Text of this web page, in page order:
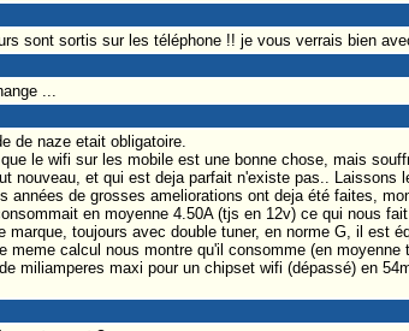
sont sortis sur les téléphone !! je vous verrais bien
...
de naze etait obligatoire.
le wifi sur les mobile est une bonne chose, mais
nouveau, et qui est deja parfait n'existe pas.. Laissons
années de grosses ameliorations ont deja été faites,
en moyenne 4.50A (tjs en 12v) ce qui nous
marque, toujours avec double tuner, en norme G, il est
meme calcul nous montre qu'il consomme (en
miliamperes maxi pour un chipset wifi (dépassé) en